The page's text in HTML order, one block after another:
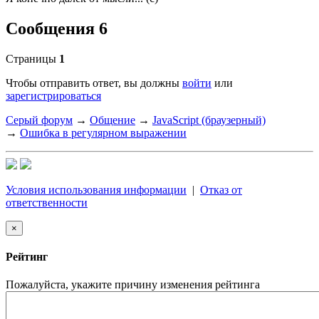
Сообщения 6
Страницы 1
Чтобы отправить ответ, вы должны войти или
зарегистрироваться
Серый форум → Общение → JavaScript (браузерный)
→ Ошибка в регулярном выражении
Условия использования информации | Отказ от
ответственности
×
Рейтинг
Пожалуйста, укажите причину изменения рейтинга